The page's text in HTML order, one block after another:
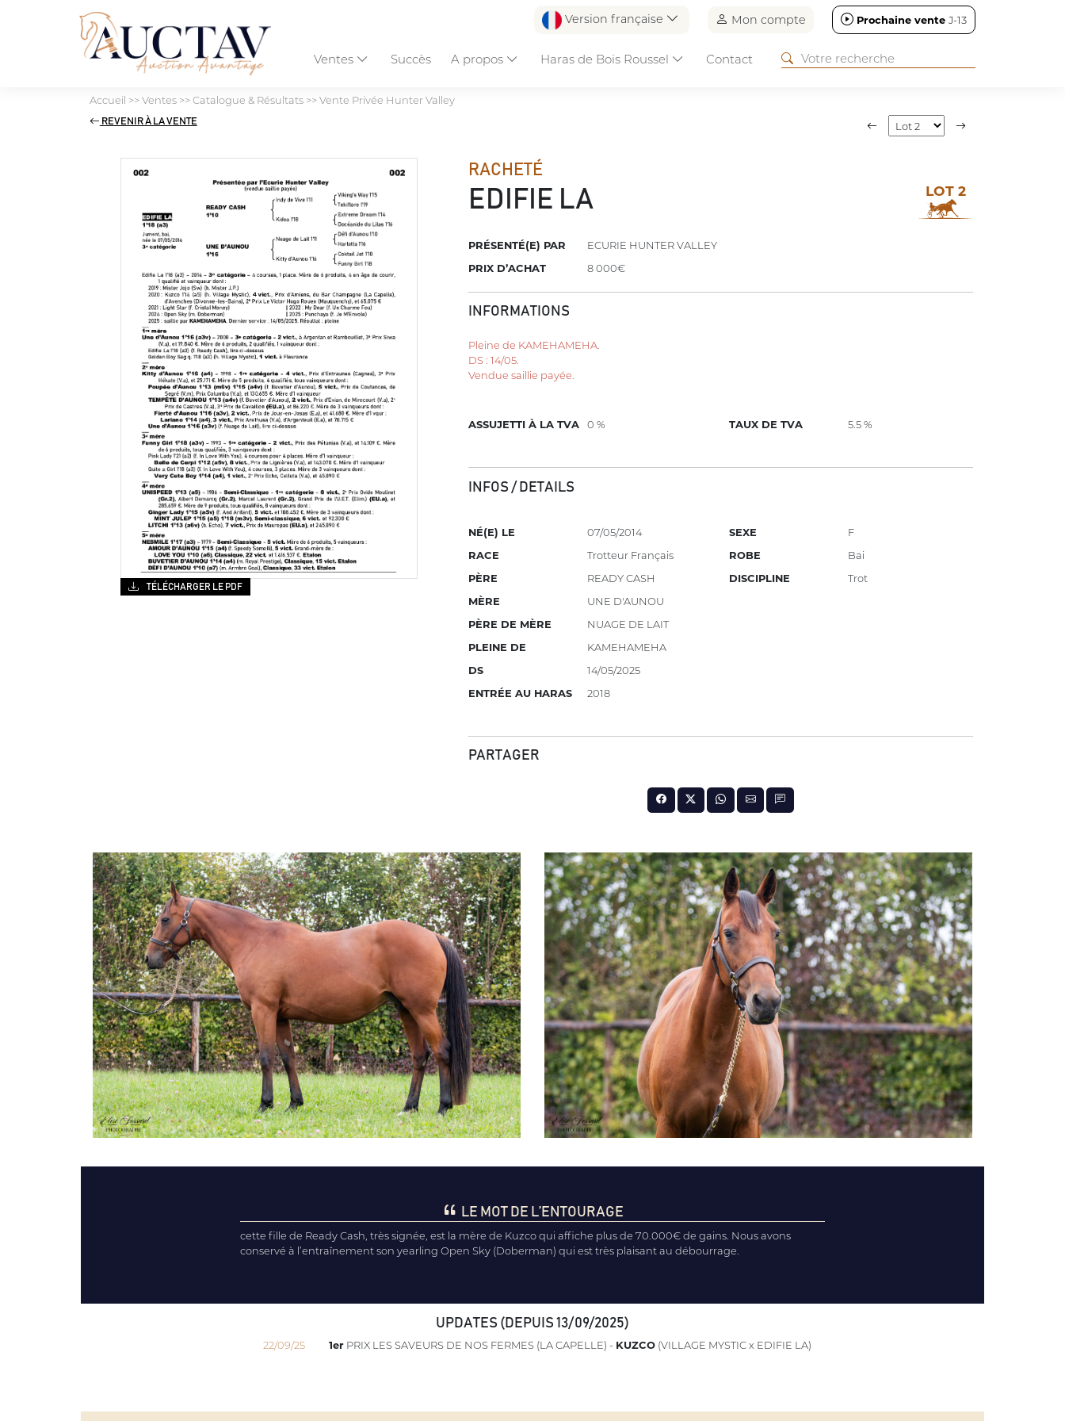
Version française Mon compte Prochaine vente J-13
Ventes Succès A propos Haras de Bois Roussel Contact
Accueil >>Ventes>>Catalogue & Résultats>>Vente Privée Hunter Valley
REVENIR À LA VENTE
RACHETÉ
EDIFIE LA LOT 2
PRÉSENTÉ(E) PAR
ECURIE HUNTER VALLEY
PRIX D’ACHAT
8 000€
INFORMATIONS
Pleine de KAMEHAMEHA.
DS : 14/05.
Vendue saillie payée.
ASSUJETTI À LA TVA 0 % TAUX DE TVA 5.5 %
INFOS / DETAILS
NÉ(E) LE
07/05/2014
RACE
Trotteur Français
PÈRE
READY CASH
MÈRE
UNE D'AUNOU
PÈRE DE MÈRE
NUAGE DE LAIT
PLEINE DE
KAMEHAMEHA
DS
14/05/2025
ENTRÉE AU HARAS
2018
SEXE
F
ROBE
Bai
DISCIPLINE
Trot
PARTAGER
TÉLÉCHARGER LE PDF
LE MOT DE L’ENTOURAGE
cette fille de Ready Cash, très signée, est la mère de Kuzco qui affiche plus de 70.000€ de gains. Nous avons
conservé à l’entraînement son yearling Open Sky (Doberman) qui est très plaisant au débourrage.
UPDATES (DEPUIS 13/09/2025)
22/09/25 1erPRIX LES SAVEURS DE NOS FERMES (LA CAPELLE) - KUZCO(VILLAGE MYSTIC x EDIFIE LA)